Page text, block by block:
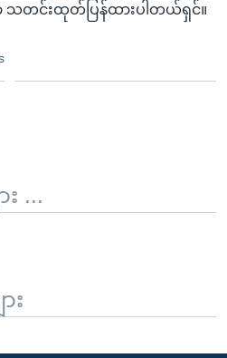
သတင်းထုတ်ပြန်ထားပါတယ်ရှင်။
...
း